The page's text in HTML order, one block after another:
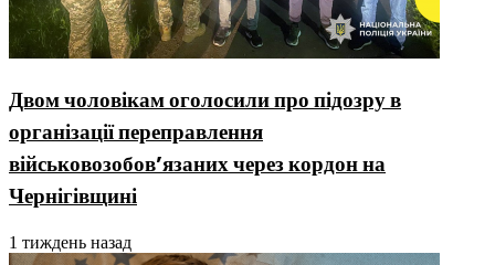
Двом чоловікам оголосили про підозру в
організації переправлення
військовозобовʼязаних через кордон на
Чернігівщині
1 тиждень назад